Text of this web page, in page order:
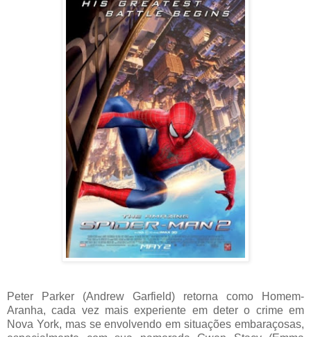
Peter Parker (Andrew Garfield) retorna como Homem-
Aranha, cada vez mais experiente em deter o crime em
Nova York, mas se envolvendo em situações embaraçosas,